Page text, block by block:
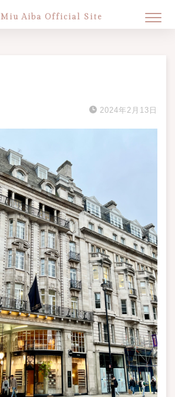
Miu Aiba Official Site
2024年2月13日